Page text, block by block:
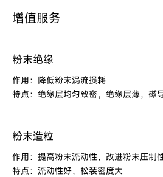
增值服务
粉末绝缘
作用：降低粉末涡流损耗
特点：绝缘层均匀致密，绝缘层薄，磁
粉末造粒
作用：提高粉末流动性，改进粉末压制
特点：流动性好，松装密度大